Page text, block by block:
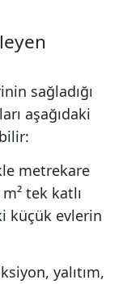
sağladığı
aşağıdaki
metrekare
tek katlı
küçük evlerin
yalıtım,